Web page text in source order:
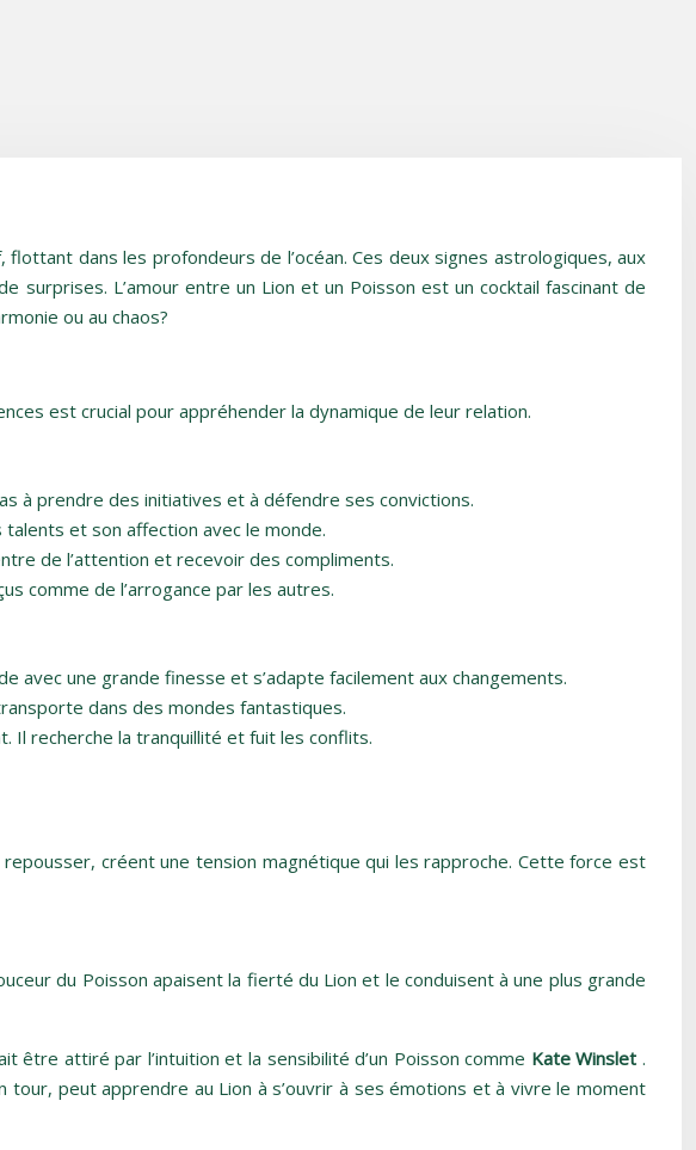
dans les profondeurs de l’océan. Ces deux signes astrologiques, aux
L’amour entre un Lion et un Poisson est un cocktail fascinant de
ou au chaos?
est crucial pour appréhender la dynamique de leur relation.
à prendre des initiatives et à défendre ses convictions.
et son affection avec le monde.
de l’attention et recevoir des compliments.
comme de l’arrogance par les autres.
avec une grande finesse et s’adapte facilement aux changements.
dans des mondes fantastiques.
Il recherche la tranquillité et fuit les conflits.
créent une tension magnétique qui les rapproche. Cette force est
du Poisson apaisent la fierté du Lion et le conduisent à une plus grande
être attiré par l’intuition et la sensibilité d’un Poisson comme Kate Winslet.
tour, peut apprendre au Lion à s’ouvrir à ses émotions et à vivre le moment